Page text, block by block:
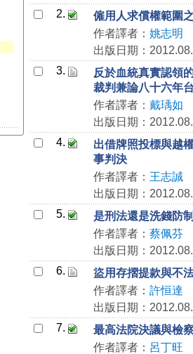
2.
僱用人求償權範圍
作者譯者： 姚志明
出版日期：
3.
反於血統真實認領
裁判兼論八十六年
作者譯者： 戴瑀如
出版日期：
4.
出借牌照投標與越
事判決
作者譯者： 王志誠
出版日期：
5.
是刑法還是洗錢防
作者譯者： 蔡佩芬
出版日期：
6.
盜用存摺提款與不
作者譯者： 許恒達
出版日期：
7.
最高法院決議與檢
作者譯者： 呂丁旺